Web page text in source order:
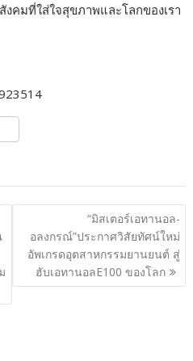
คมที่ใส่ใจสุขภาพและโลกของเรา
“มิสเตอร์เอทานอล-
อลงกรณ์”ประกาศวิสัยทัศน์ใหม่
อัพเกรดอุตสาหกรรมยานยนต์ สู่
ฮับเอทานอลE100 ของโลก